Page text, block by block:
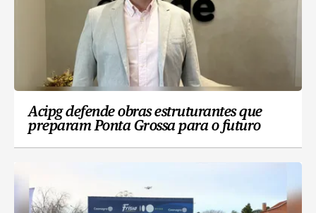
Acipg defende obras estruturantes que
preparam Ponta Grossa para o futuro